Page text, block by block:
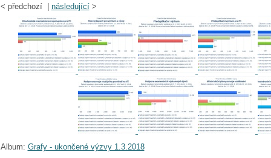
< předchozí | následující>
Album: Grafy - ukončené výzvy 1.3.2018